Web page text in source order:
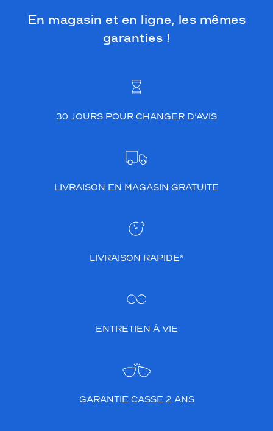
En magasin et en ligne, les mêmes
garanties !
30 JOURS POUR CHANGER D’AVIS
LIVRAISON EN MAGASIN GRATUITE
LIVRAISON RAPIDE*
ENTRETIEN À VIE
GARANTIE CASSE 2 ANS